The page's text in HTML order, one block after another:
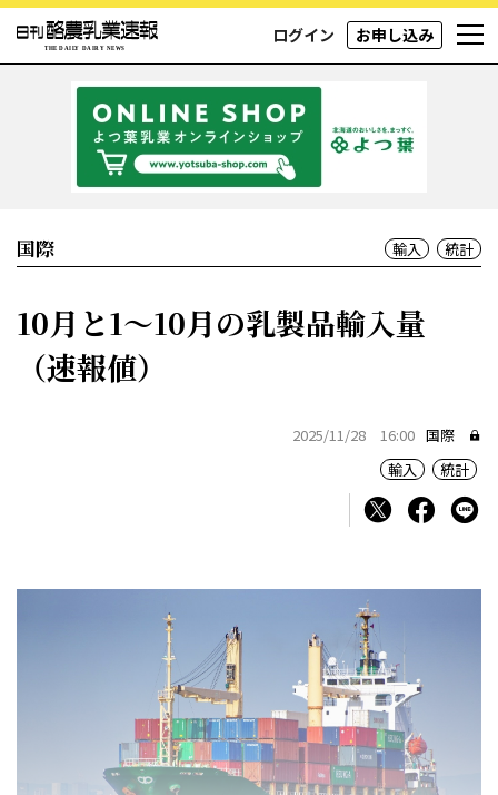
ログイン お申し込み
国際 輸入 統計
10月と1～10月の乳製品輸入量
（速報値）
2025/11/28 16:00 国際
輸入
統計